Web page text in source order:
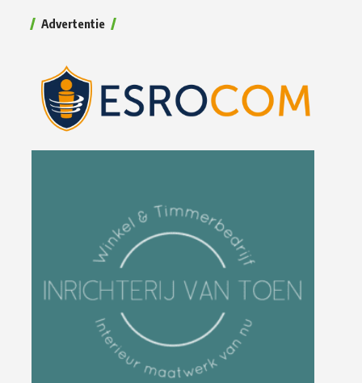
Advertentie